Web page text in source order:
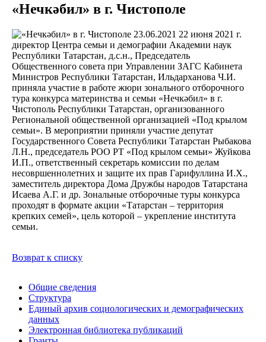
«Нечкәбил» в г. Чистополе
23.06.2021 22 июня 2021 г.
директор Центра семьи и демографии Академии наук
Республики Татарстан, д.с.н., Председатель
Общественного совета при Управлении ЗАГС Кабинета
Министров Республики Татарстан, Ильдарханова Ч.И.
приняла участие в работе жюри зонального отборочного
тура конкурса материнства и семьи «Нечкәбил» в г.
Чистополь Республики Татарстан, организованного
Региональной общественной организацией «Под крылом
семьи». В мероприятии приняли участие депутат
Государственного Совета Республики Татарстан Рыбакова
Л.Н., председатель РОО РТ «Под крылом семьи» Жуйкова
И.П., ответственный секретарь комиссии по делам
несовршеннолетних и защите их прав Гарифуллина И.Х.,
заместитель директора Дома Дружбы народов Татарстана
Исаева А.Г. и др. Зональные отборочные туры конкурса
проходят в формате акции «Татарстан – территория
крепких семей», цель которой – укрепление института
семьи.
Возврат к списку
Общие сведения
Структура
Единый архив социологических и демографических
данных
Электронная библиотека публикаций